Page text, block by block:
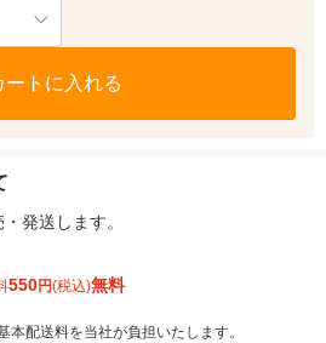
ートに入れる
発送します。
550円(税込)無料
配送料を当社が負担いたします。